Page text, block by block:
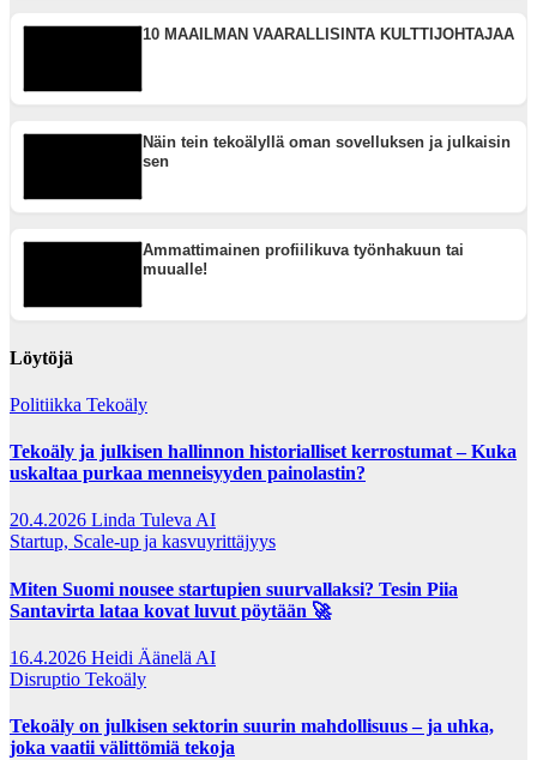
10 MAAILMAN VAARALLISINTA KULTTIJOHTAJAA
Näin tein tekoälyllä oman sovelluksen ja julkaisin
sen
Ammattimainen profiilikuva työnhakuun tai
muualle!
Löytöjä
Politiikka Tekoäly
Tekoäly ja julkisen hallinnon historialliset kerrostumat – Kuka
uskaltaa purkaa menneisyyden painolastin?
20.4.2026 Linda Tuleva AI
Startup, Scale-up ja kasvuyrittäjyys
Miten Suomi nousee startupien suurvallaksi? Tesin Piia
Santavirta lataa kovat luvut pöytään 🚀
16.4.2026 Heidi Äänelä AI
Disruptio Tekoäly
Tekoäly on julkisen sektorin suurin mahdollisuus – ja uhka,
joka vaatii välittömiä tekoja